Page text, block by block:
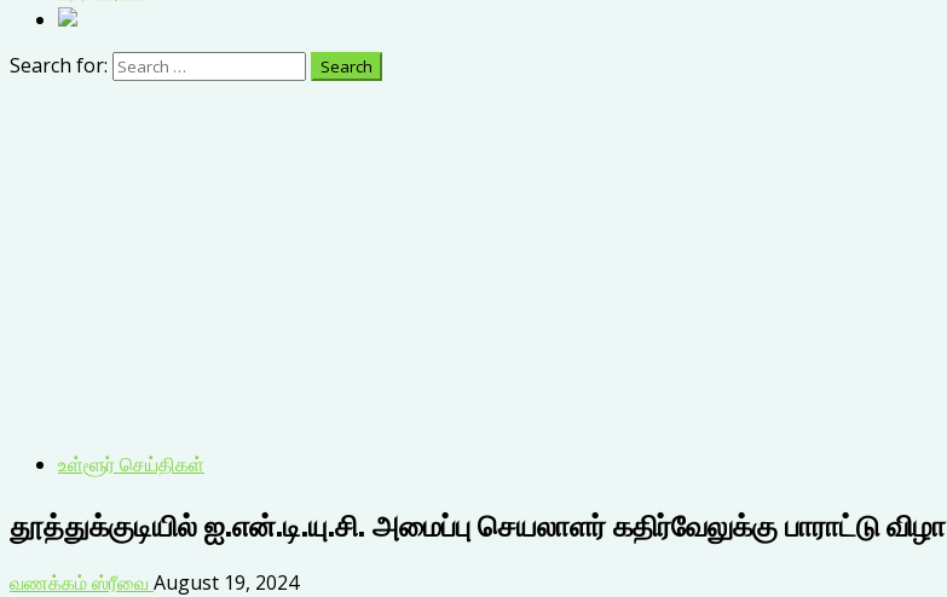
Search for:
உள்ளூர் செய்திகள்
தூத்துக்குடியில் ஐ.என்.டி.யு.சி. அமைப்பு செயலாளர் கதிர்வேலுக்கு பாராட்டு விழா
வணக்கம் ஸ்ரீவை August 19, 2024